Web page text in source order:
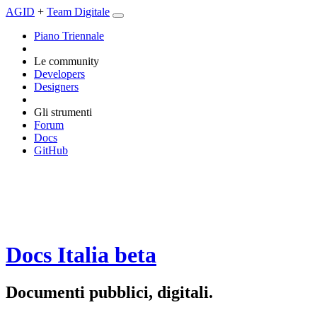
AGID + Team Digitale
Piano Triennale
Le community
Developers
Designers
Gli strumenti
Forum
Docs
GitHub
Docs Italia beta
Documenti pubblici, digitali.